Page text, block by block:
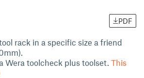
PDF
rack in a specific size a friend
Wera toolcheck plus toolset. This